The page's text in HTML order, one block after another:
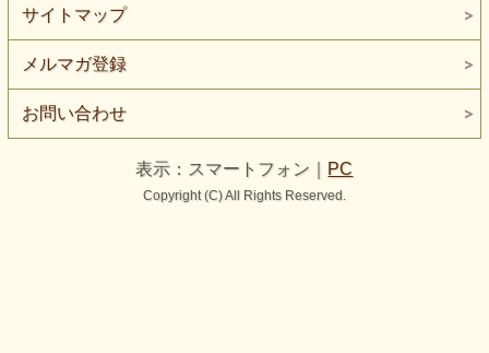
サイトマップ
メルマガ登録
お問い合わせ
表示：スマートフォン｜ PC
Copyright (C) All Rights Reserved.